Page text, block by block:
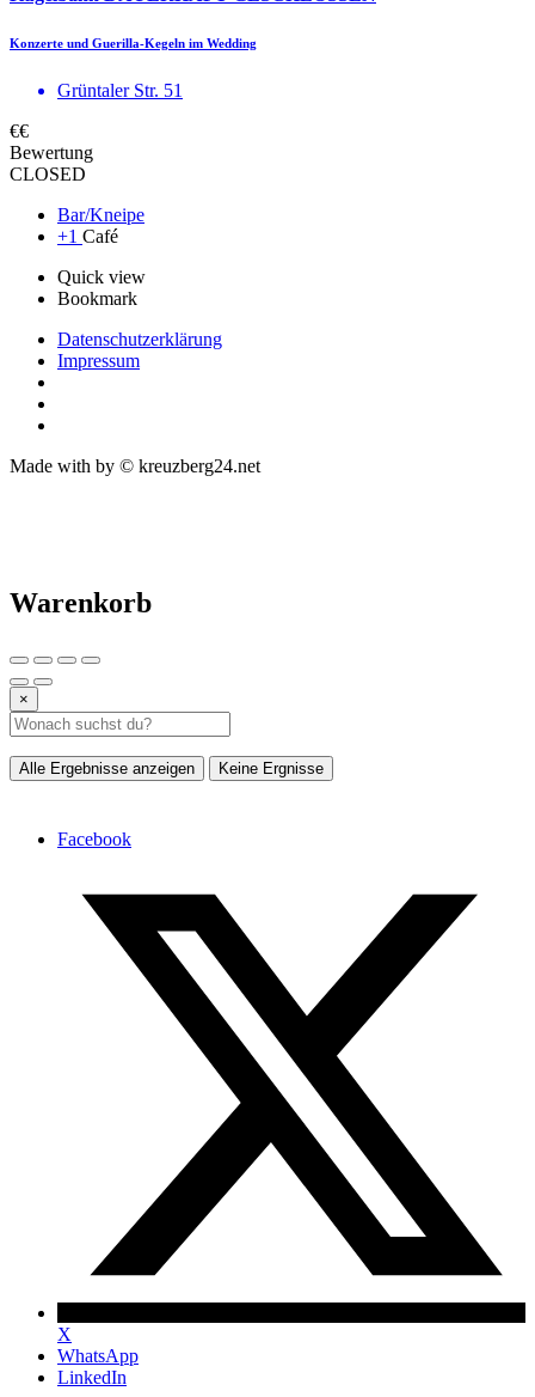
Konzerte und Guerilla-Kegeln im Wedding
Grüntaler Str. 51
€€
Bewertung
CLOSED
Bar/Kneipe
+1 Café
Quick view
Bookmark
Datenschutzerklärung
Impressum
Made with by © kreuzberg24.net
Warenkorb
×
Alle Ergebnisse anzeigen Keine Ergnisse
Facebook
X
WhatsApp
LinkedIn